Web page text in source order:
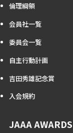
倫理綱領
会員社一覧
委員会一覧
自主行動計画
吉田秀雄記念賞
入会規約
JAAA AWARDS